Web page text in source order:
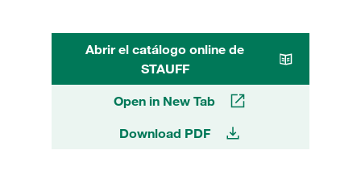
Abrir el catálogo online de
STAUFF
Open in New Tab
Download PDF